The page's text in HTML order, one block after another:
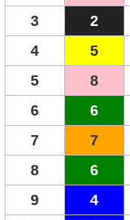
3
2
4
5
5
8
6
6
7
7
8
6
9
4